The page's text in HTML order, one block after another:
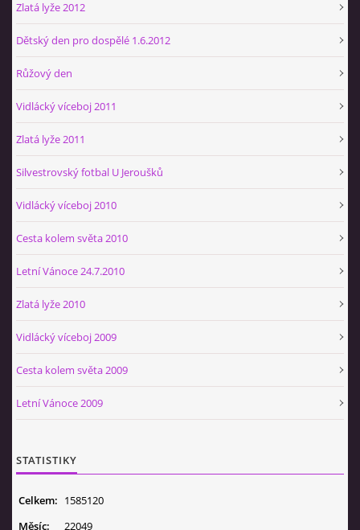
Zlatá lyže 2012
Dětský den pro dospělé 1.6.2012
Růžový den
Vidlácký víceboj 2011
Zlatá lyže 2011
Silvestrovský fotbal U Jeroušků
Vidlácký víceboj 2010
Cesta kolem světa 2010
Letní Vánoce 24.7.2010
Zlatá lyže 2010
Vidlácký víceboj 2009
Cesta kolem světa 2009
Letní Vánoce 2009
STATISTIKY
Celkem: 1585120
Měsíc:
22049